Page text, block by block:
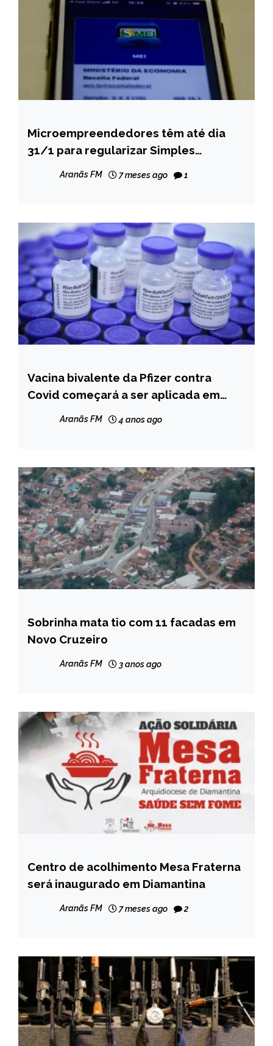
BRASIL
NOTÍCIAS
Microempreendedores têm até dia
31/1 para regularizar Simples
Aranãs FM 7 meses ago 1
BRASIL
NOTÍCIAS
Vacina bivalente da Pfizer contra
Covid começará a ser aplicada em
Aranãs FM 4 anos ago
NOTÍCIAS
Sobrinha mata tio com 11 facadas em
Novo Cruzeiro
Aranãs FM 3 anos ago
MINAS
GERAIS
NOTÍCIAS
Centro de acolhimento Mesa Fraterna
será inaugurado em Diamantina
Aranãs FM 7 meses ago 2